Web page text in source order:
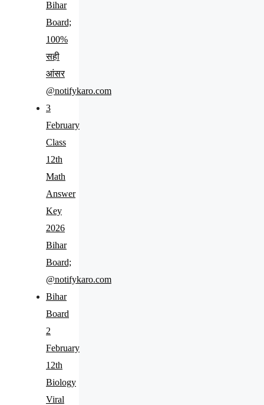
Bihar
Board;
100%
सही
आंसर
@notifykaro.com
3
February
Class
12th
Math
Answer
Key
2026
Bihar
Board;
@notifykaro.com
Bihar
Board
2
February
12th
Biology
Viral